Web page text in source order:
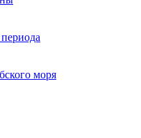
моря